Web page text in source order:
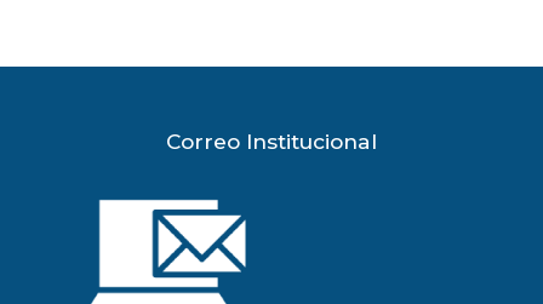
Correo Institucional